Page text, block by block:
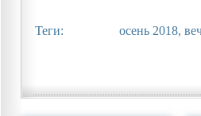
Теги: осень 2018,